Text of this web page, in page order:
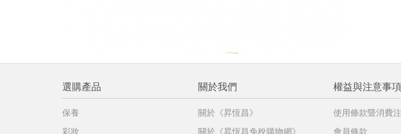
不同機場的下單時間皆不相同，
選購產品
保養
彩妝
關於我們
關於《昇恆昌》
關於《昇恆昌免稅購物網》
權益與注意事項
使用條款暨消費
會員條款